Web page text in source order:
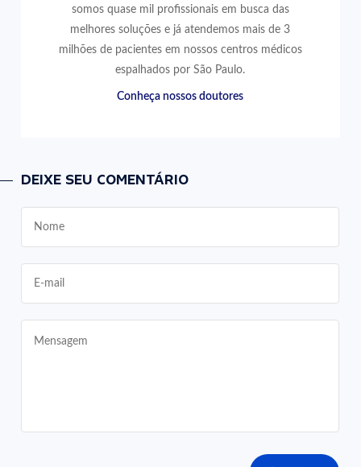
somos quase mil profissionais em busca das
melhores soluções e já atendemos mais de 3
milhões de pacientes em nossos centros médicos
espalhados por São Paulo.
Conheça nossos doutores
DEIXE SEU COMENTÁRIO